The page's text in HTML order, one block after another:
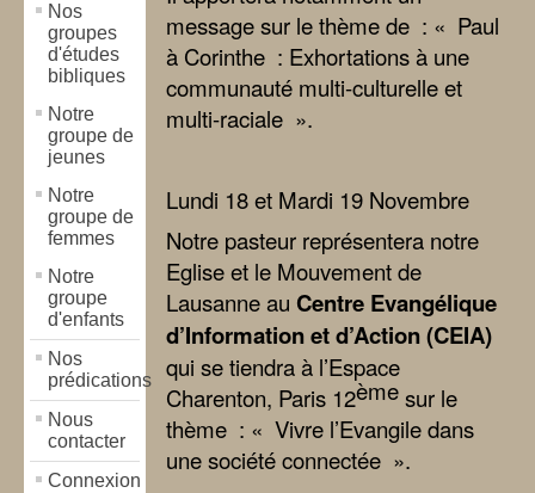
Nos
groupes
d'études
bibliques
Notre
groupe de
jeunes
Notre
groupe de
femmes
Notre
groupe
d'enfants
Nos
prédications
Nous
contacter
Connexion
message sur le thème de : « Paul
à Corinthe : Exhortations à une
communauté multi-culturelle et
multi-raciale ».
Lundi 18 et Mardi 19 Novembre
Notre pasteur représentera notre
Eglise et le Mouvement de
Lausanne au Centre Evangélique
d’Information et d’Action (CEIA)
qui se tiendra à l’Espace
Charenton, Paris 12ème sur le
thème : « Vivre l’Evangile dans
une société connectée ».